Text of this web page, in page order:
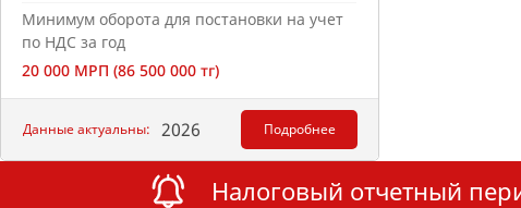
Минимум оборота для постановки на учет
по НДС за год
20 000 МРП (86 500 000 тг)
Данные актуальны: 2026 Подробнее
Налоговый отчетный